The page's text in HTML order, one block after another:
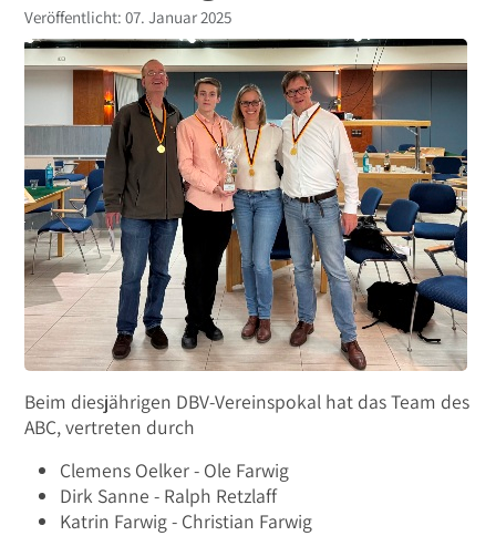
Details
Veröffentlicht: 07. Januar 2025
Beim diesjährigen DBV-Vereinspokal hat das Team des
ABC, vertreten durch
Clemens Oelker - Ole Farwig
Dirk Sanne - Ralph Retzlaff
Katrin Farwig - Christian Farwig